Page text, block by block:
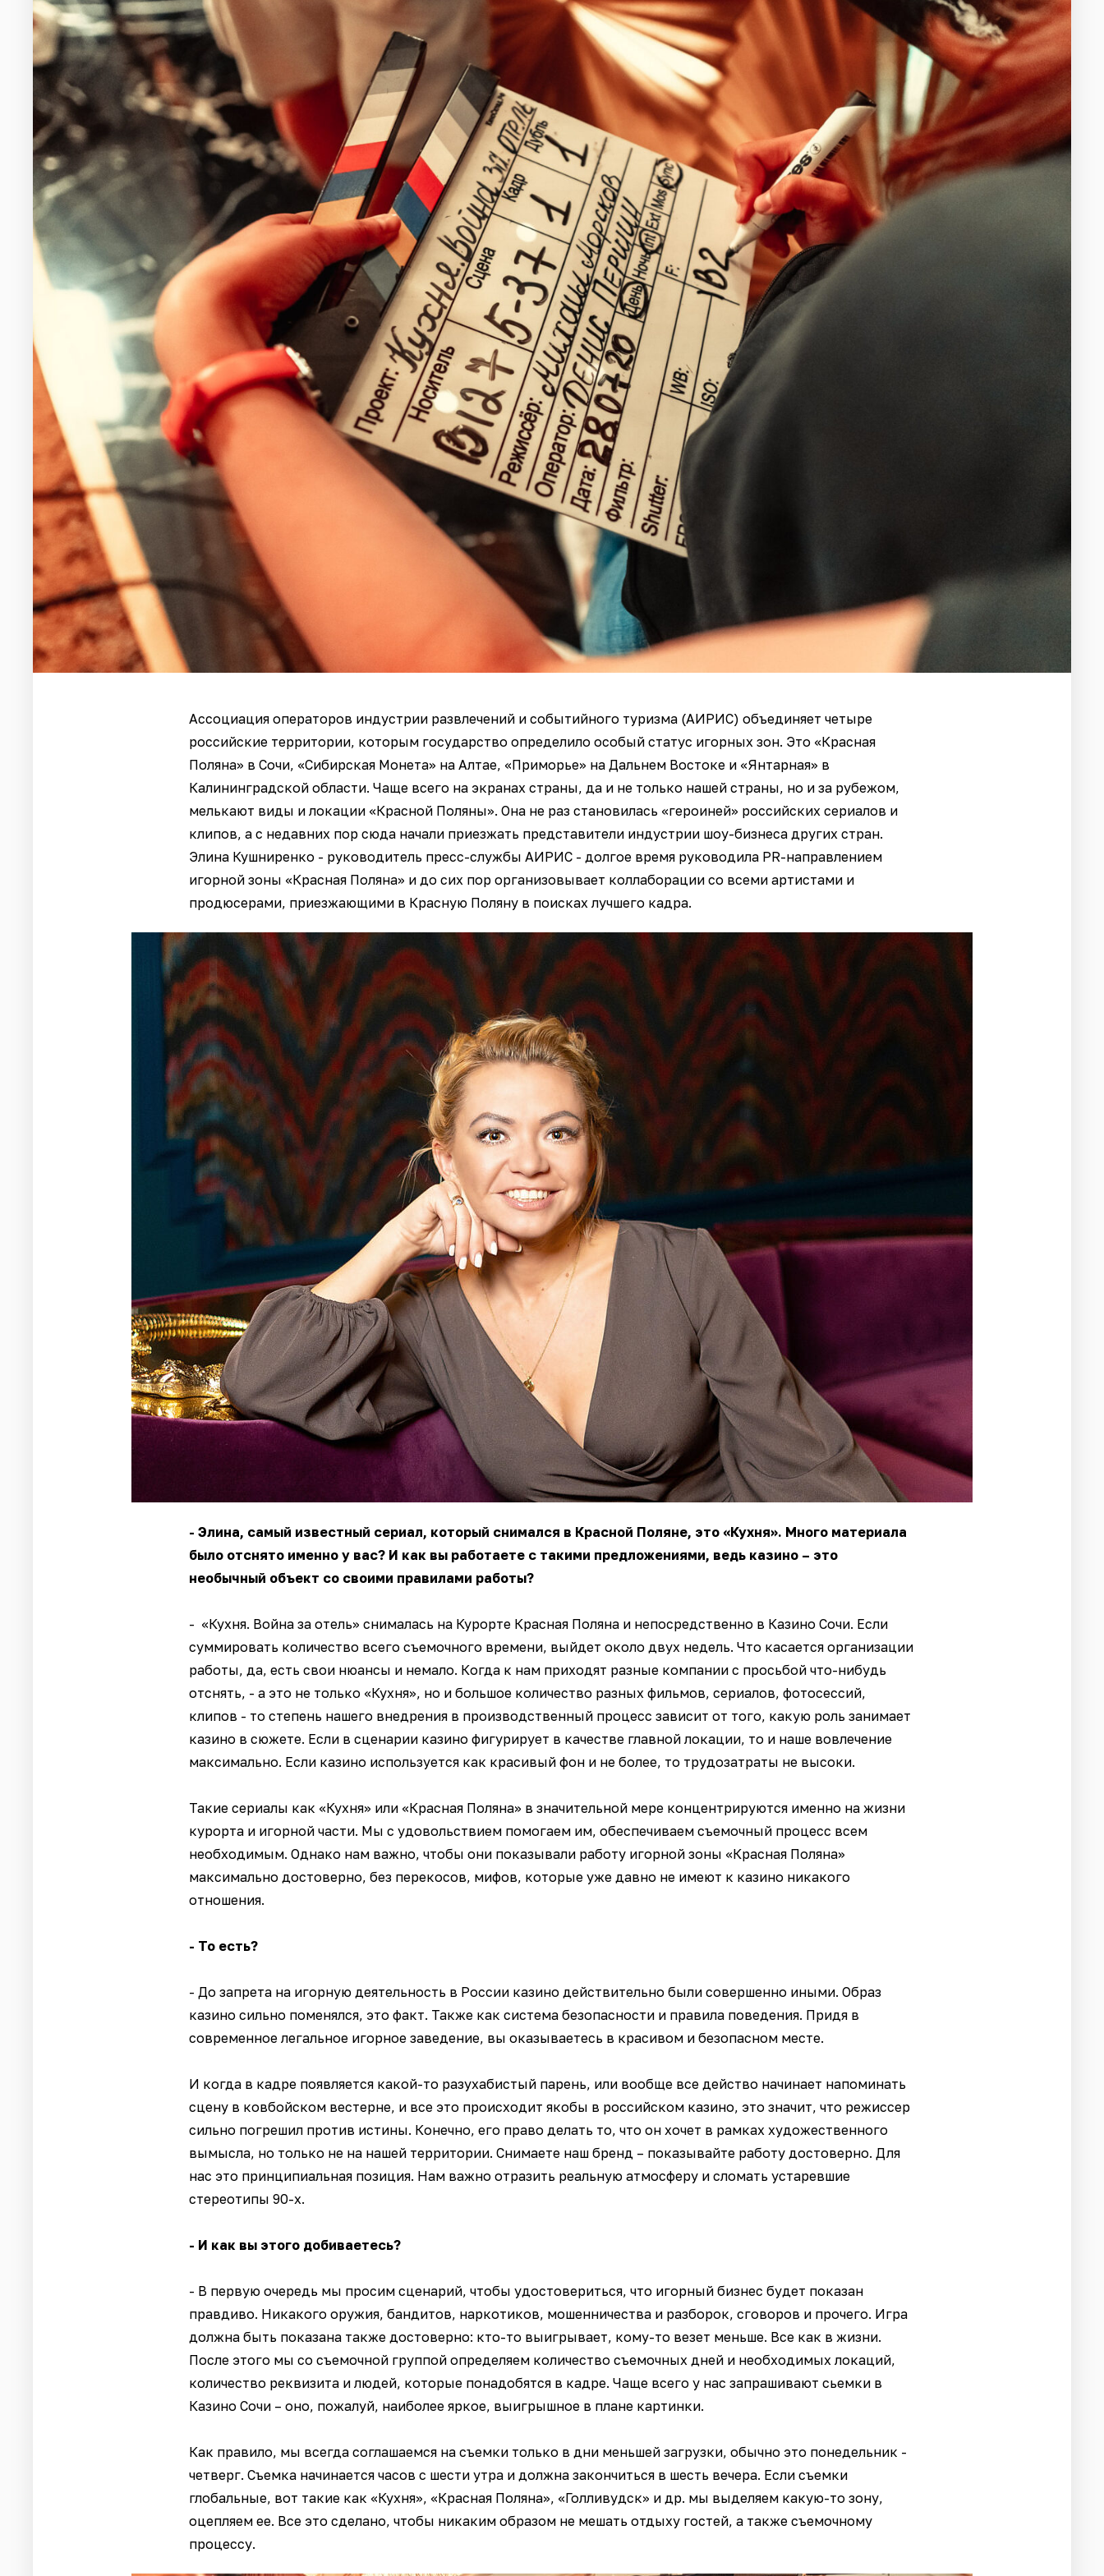
Ассоциация операторов индустрии развлечений и событийного туризма (АИРИС) объединяет четыре
российские территории, которым государство определило особый статус игорных зон. Это «Красная
Поляна» в Сочи, «Сибирская Монета» на Алтае, «Приморье» на Дальнем Востоке и «Янтарная» в
Калининградской области. Чаще всего на экранах страны, да и не только нашей страны, но и за рубежом,
мелькают виды и локации «Красной Поляны». Она не раз становилась «героиней» российских сериалов и
клипов, а с недавних пор сюда начали приезжать представители индустрии шоу-бизнеса других стран.
Элина Кушниренко - руководитель пресс-службы АИРИС - долгое время руководила PR-направлением
игорной зоны «Красная Поляна» и до сих пор организовывает коллаборации со всеми артистами и
продюсерами, приезжающими в Красную Поляну в поисках лучшего кадра.
- Элина, самый известный сериал, который снимался в Красной Поляне, это «Кухня». Много материала
было отснято именно у вас? И как вы работаете с такими предложениями, ведь казино – это
необычный объект со своими правилами работы?
- «Кухня. Война за отель» снималась на Курорте Красная Поляна и непосредственно в Казино Сочи. Если
суммировать количество всего съемочного времени, выйдет около двух недель. Что касается организации
работы, да, есть свои нюансы и немало. Когда к нам приходят разные компании с просьбой что-нибудь
отснять, - а это не только «Кухня», но и большое количество разных фильмов, сериалов, фотосессий,
клипов - то степень нашего внедрения в производственный процесс зависит от того, какую роль занимает
казино в сюжете. Если в сценарии казино фигурирует в качестве главной локации, то и наше вовлечение
максимально. Если казино используется как красивый фон и не более, то трудозатраты не высоки.
Такие сериалы как «Кухня» или «Красная Поляна» в значительной мере концентрируются именно на жизни
курорта и игорной части. Мы с удовольствием помогаем им, обеспечиваем съемочный процесс всем
необходимым. Однако нам важно, чтобы они показывали работу игорной зоны «Красная Поляна»
максимально достоверно, без перекосов, мифов, которые уже давно не имеют к казино никакого
отношения.
- То есть?
- До запрета на игорную деятельность в России казино действительно были совершенно иными. Образ
казино сильно поменялся, это факт. Также как система безопасности и правила поведения. Придя в
современное легальное игорное заведение, вы оказываетесь в красивом и безопасном месте.
И когда в кадре появляется какой-то разухабистый парень, или вообще все действо начинает напоминать
сцену в ковбойском вестерне, и все это происходит якобы в российском казино, это значит, что режиссер
сильно погрешил против истины. Конечно, его право делать то, что он хочет в рамках художественного
вымысла, но только не на нашей территории. Снимаете наш бренд – показывайте работу достоверно. Для
нас это принципиальная позиция. Нам важно отразить реальную атмосферу и сломать устаревшие
стереотипы 90-х.
- И как вы этого добиваетесь?
- В первую очередь мы просим сценарий, чтобы удостовериться, что игорный бизнес будет показан
правдиво. Никакого оружия, бандитов, наркотиков, мошенничества и разборок, сговоров и прочего. Игра
должна быть показана также достоверно: кто-то выигрывает, кому-то везет меньше. Все как в жизни.
После этого мы со съемочной группой определяем количество съемочных дней и необходимых локаций,
количество реквизита и людей, которые понадобятся в кадре. Чаще всего у нас запрашивают сьемки в
Казино Сочи – оно, пожалуй, наиболее яркое, выигрышное в плане картинки.
Как правило, мы всегда соглашаемся на съемки только в дни меньшей загрузки, обычно это понедельник -
четверг. Съемка начинается часов с шести утра и должна закончиться в шесть вечера. Если съемки
глобальные, вот такие как «Кухня», «Красная Поляна», «Голливудск» и др. мы выделяем какую-то зону,
оцепляем ее. Все это сделано, чтобы никаким образом не мешать отдыху гостей, а также съемочному
процессу.